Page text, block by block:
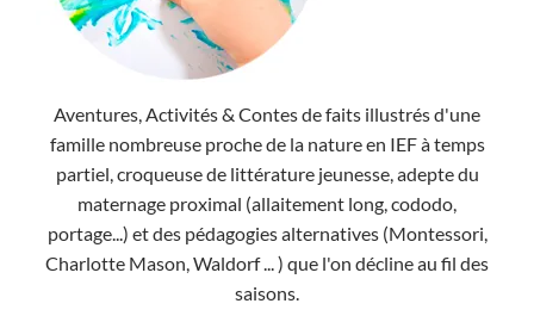
Aventures, Activités & Contes de faits illustrés d'une
famille nombreuse proche de la nature en IEF à temps
partiel, croqueuse de littérature jeunesse, adepte du
maternage proximal (allaitement long, cododo,
portage...) et des pédagogies alternatives (Montessori,
Charlotte Mason, Waldorf ... ) que l'on décline au fil des
saisons.